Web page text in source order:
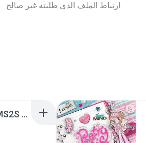
ارتباط الملف الذي طلبته غير صالح.
[Witanime.com] HMYNGWHSNIDMS2S EP 04 HD.mp4